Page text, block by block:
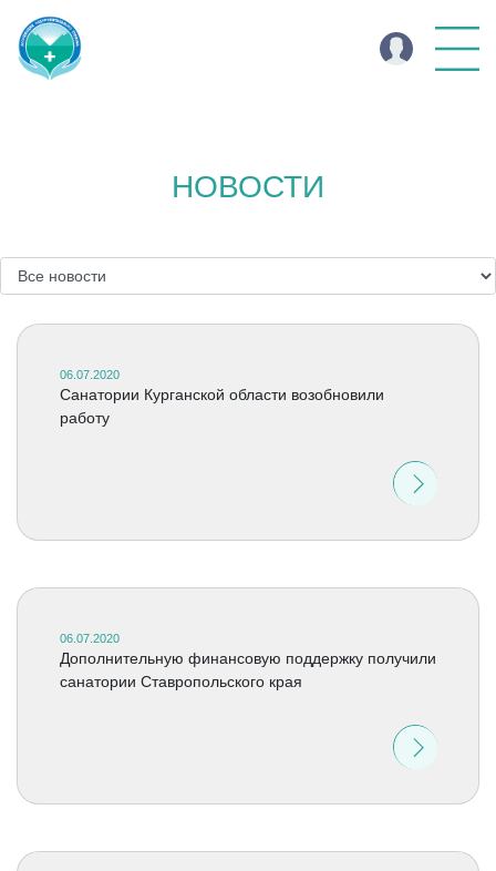
НОВОСТИ
06.07.2020
Санатории Курганской области возобновили
работу
06.07.2020
Дополнительную финансовую поддержку получили
санатории Ставропольского края